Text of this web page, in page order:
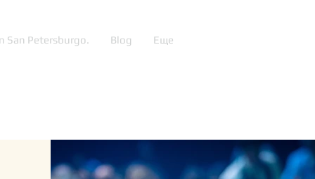
San Petersburgo. Blog Еще